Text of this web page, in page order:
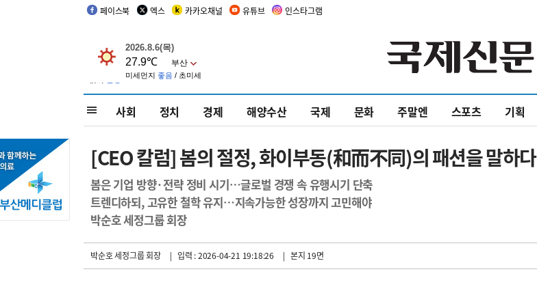
페이스북 엑스 카카오채널 유튜브 인스타그램
사회 정치 경제 해양수산 국제 문화 주말엔 스포츠 기획
[CEO 칼럼] 봄의 절정, 화이부동(和而不同)의 패션을 말하다
봄은 기업 방향·전략 정비 시기…글로벌 경쟁 속 유행시기 단축
트렌디하되, 고유한 철학 유지…지속가능한 성장까지 고민해야
박순호 세정그룹 회장
박순호 세정그룹 회장 | 입력 : 2026-04-21 19:18:26 | 본지 19면